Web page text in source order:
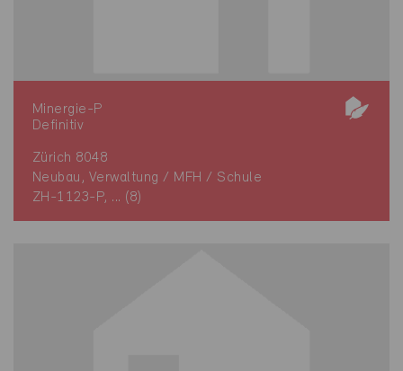
Minergie-P
Definitiv
Zürich 8048
Neubau, Verwaltung / MFH / Schule
ZH-1123-P, ... (8)